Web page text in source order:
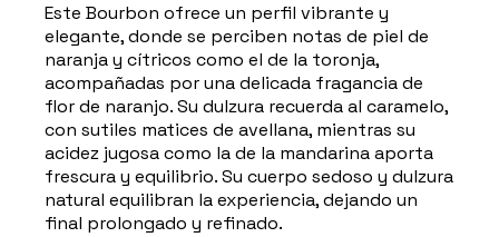
Este Bourbon ofrece un perfil vibrante y
elegante, donde se perciben notas de piel de
naranja y cítricos como el de la toronja,
acompañadas por una delicada fragancia de
flor de naranjo. Su dulzura recuerda al caramelo,
con sutiles matices de avellana, mientras su
acidez jugosa como la de la mandarina aporta
frescura y equilibrio. Su cuerpo sedoso y dulzura
natural equilibran la experiencia, dejando un
final prolongado y refinado.